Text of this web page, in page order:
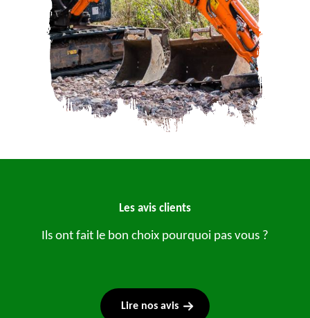
Les avis clients
Ils ont fait le bon choix pourquoi pas vous ?
Lire nos avis